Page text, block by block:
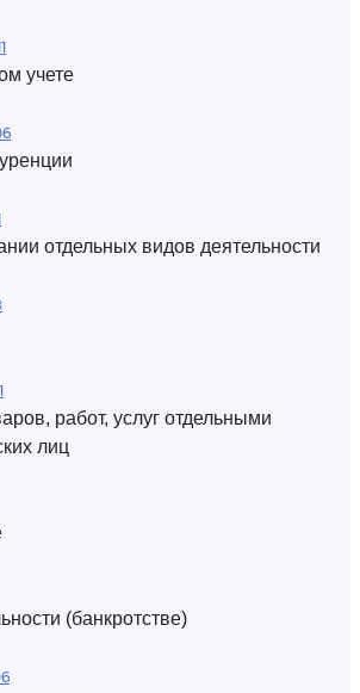
учете
отдельных видов деятельности
работ, услуг отдельными
лиц
(банкротстве)